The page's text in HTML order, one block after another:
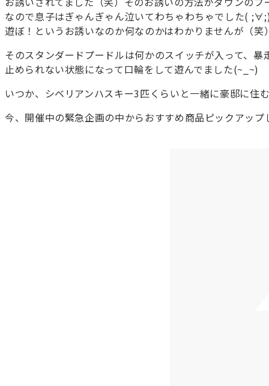
なので息子はぎゃんぎゃん泣いてわちゃわちゃでした(
遊ぼ！というお誘いなのか何なのかはわかりませんが（笑
そのスタンダードプードルは何かのスイッチが入って、暴
止められない状態になって口輪をして遊んでました(~_~)
いつか、シベリアンハスキー3匹くらいと一緒に豪邸に住
今、開催中の緊急企画の中からおすすめ商品ピックアッ